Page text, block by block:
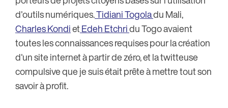
d'outils numériques.Tidiani Togoladu Mali,
Charles KondietEdeh Etchridu Togo avaient
toutes les connaissances requises pour la création
d'un site internet à partir de zéro, et la twitteuse
compulsive que je suis était prête à mettre tout son
savoir à profit.